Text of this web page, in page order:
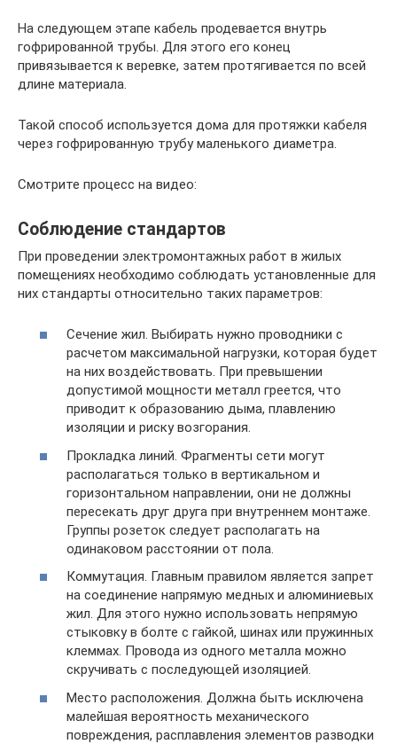
На следующем этапе кабель продевается внутрь
гофрированной трубы. Для этого его конец
привязывается к веревке, затем протягивается по всей
длине материала.
Такой способ используется дома для протяжки кабеля
через гофрированную трубу маленького диаметра.
Смотрите процесс на видео:
Соблюдение стандартов
При проведении электромонтажных работ в жилых
помещениях необходимо соблюдать установленные для
них стандарты относительно таких параметров:
Сечение жил. Выбирать нужно проводники с
расчетом максимальной нагрузки, которая будет
на них воздействовать. При превышении
допустимой мощности металл греется, что
приводит к образованию дыма, плавлению
изоляции и риску возгорания.
Прокладка линий. Фрагменты сети могут
располагаться только в вертикальном и
горизонтальном направлении, они не должны
пересекать друг друга при внутреннем монтаже.
Группы розеток следует располагать на
одинаковом расстоянии от пола.
Коммутация. Главным правилом является запрет
на соединение напрямую медных и алюминиевых
жил. Для этого нужно использовать непрямую
стыковку в болте с гайкой, шинах или пружинных
клеммах. Провода из одного металла можно
скручивать с последующей изоляцией.
Место расположения. Должна быть исключена
малейшая вероятность механического
повреждения, расплавления элементов разводки